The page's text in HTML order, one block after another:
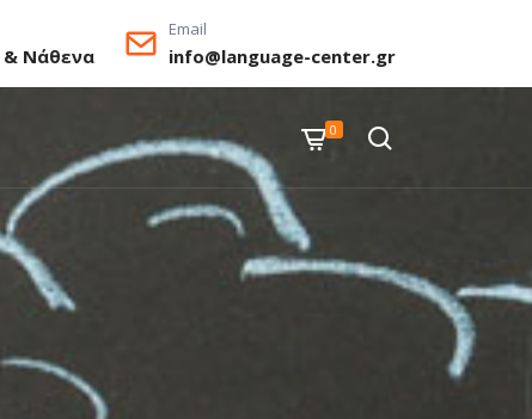
Νάθενα
Email
info@language-center.gr
0